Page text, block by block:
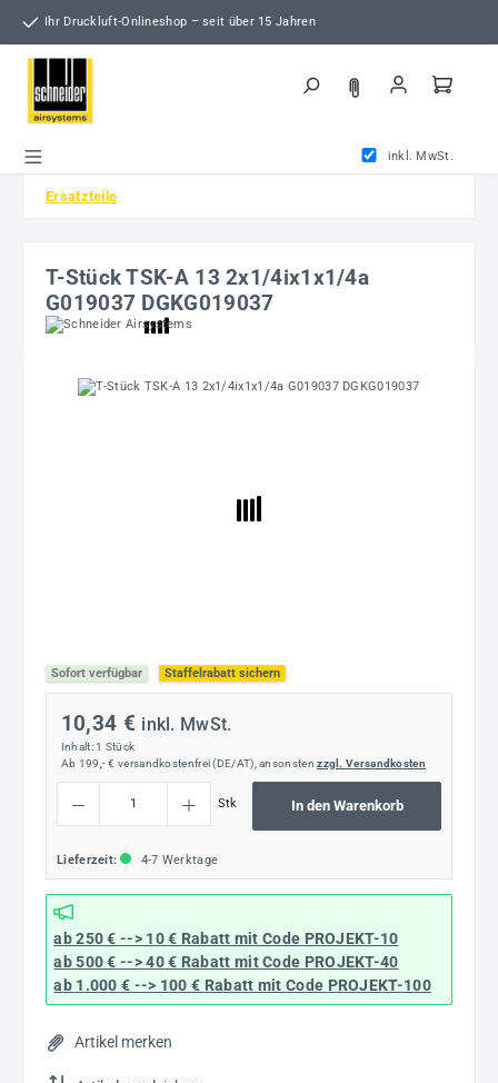
Zum Hauptinhalt springen
Ihr Druckluft-Onlineshop – seit über 15 Jahren
inkl. MwSt.
Ersatzteile
T-Stück TSK-A 13 2x1/4ix1x1/4a
G019037 DGKG019037
Bildergalerie überspringen
Sofort verfügbar Staffelrabatt sichern
10,34 € inkl. MwSt.
Inhalt: 1 Stück
Ab 199,- € versandkostenfrei (DE/AT), ansonstenzzgl. Versandkosten
Stk In den Warenkorb
Lieferzeit: 4-7 Werktage
ab 250 € --> 10 € Rabatt mit Code PROJEKT-10
ab 500 € --> 40 € Rabatt mit Code PROJEKT-40
ab 1.000 € --> 100 € Rabatt mit Code PROJEKT-100
Artikel merken